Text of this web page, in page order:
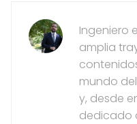
Ingeniero
amplia
mundo
y, desde
dedicado